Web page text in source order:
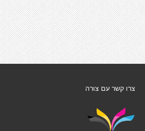
צרו קשר עם צורה